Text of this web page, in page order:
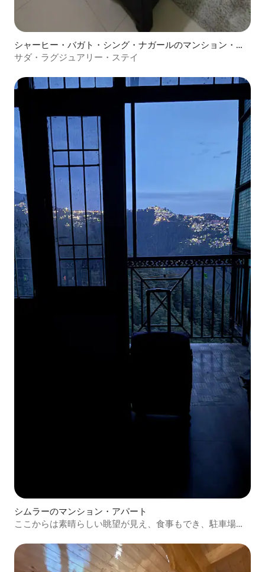
シャーヒー・バガト・シング・ナガールのマンション・ア
パート
サダ・ラグジュアリー・ステイ
シムラーのマンション・アパート
ここからは素晴らしい眺望が見え、食事もでき、駐車場も